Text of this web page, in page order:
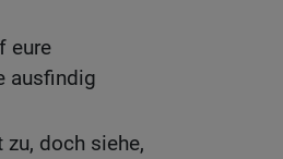
eure
ausfindig
doch siehe,